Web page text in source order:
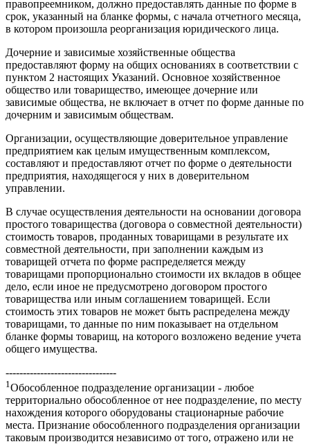
правопреемником, должно предоставлять данные по форме в
срок, указанный на бланке формы, с начала отчетного месяца,
в котором произошла реорганизация юридического лица.
Дочерние и зависимые хозяйственные общества
предоставляют форму на общих основаниях в соответствии с
пунктом 2 настоящих Указаний. Основное хозяйственное
общество или товарищество, имеющее дочерние или
зависимые общества, не включает в отчет по форме данные по
дочерним и зависимым обществам.
Организации, осуществляющие доверительное управление
предприятием как целым имущественным комплексом,
составляют и предоставляют отчет по форме о деятельности
предприятия, находящегося у них в доверительном
управлении.
В случае осуществления деятельности на основании договора
простого товарищества (договора о совместной деятельности)
стоимость товаров, проданных товарищами в результате их
совместной деятельности, при заполнении каждым из
товарищей отчета по форме распределяется между
товарищами пропорционально стоимости их вкладов в общее
дело, если иное не предусмотрено договором простого
товарищества или иным соглашением товарищей. Если
стоимость этих товаров не может быть распределена между
товарищами, то данные по ним показывает на отдельном
бланке формы товарищ, на которого возложено ведение учета
общего имущества.
--------------------------------
1Обособленное подразделение организации - любое
территориально обособленное от нее подразделение, по месту
нахождения которого оборудованы стационарные рабочие
места. Признание обособленного подразделения организации
таковым производится независимо от того, отражено или не